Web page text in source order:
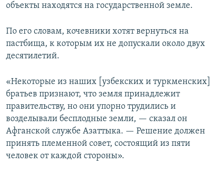
объекты находятся на государственной земле.
По его словам, кочевники хотят вернуться на
пастбища, к которым их не допускали около двух
десятилетий.
«Некоторые из наших [узбекских и туркменских]
братьев признают, что земля принадлежит
правительству, но они упорно трудились и
возделывали бесплодные земли, — сказал он
Афганской службе Азаттыка. — Решение должен
принять племенной совет, состоящий из пяти
человек от каждой стороны».